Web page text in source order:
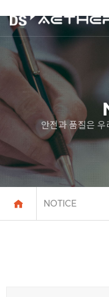
안전과 품질은
NOTICE